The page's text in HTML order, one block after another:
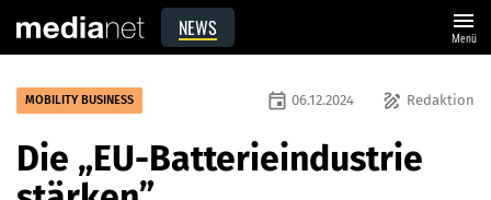
NEWS menu
Menü
MOBILITY BUSINESS draw Redaktion
event 06.12.2024
Die „EU-Batterieindustrie